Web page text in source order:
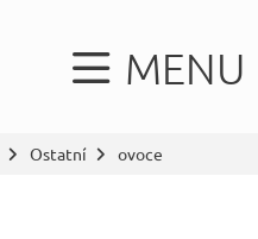
MENU
Ostatní ovoce